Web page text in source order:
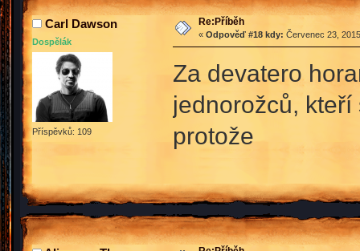
Carl Dawson
Dospělák
Příspěvků: 109
Re:Příběh
« Odpověď #18 kdy: Červenec 23,
Za devatero
jednorožců,
protože